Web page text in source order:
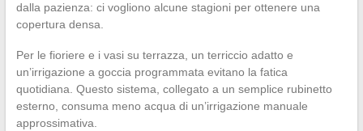
dalla pazienza: ci vogliono alcune stagioni per ottenere una
copertura densa.
Per le fioriere e i vasi su terrazza, un terriccio adatto e
un’irrigazione a goccia programmata evitano la fatica
quotidiana. Questo sistema, collegato a un semplice rubinetto
esterno, consuma meno acqua di un’irrigazione manuale
approssimativa.